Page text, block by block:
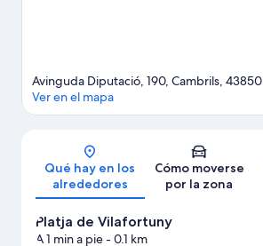
Mapa
Avinguda Diputació, 190, Cambrils, 43850
Ver en el mapa
Qué hay en los
alrededores
Cómo moverse
por la zona
Platja de Vilafortuny
A 1 min a pie- 0.1 km